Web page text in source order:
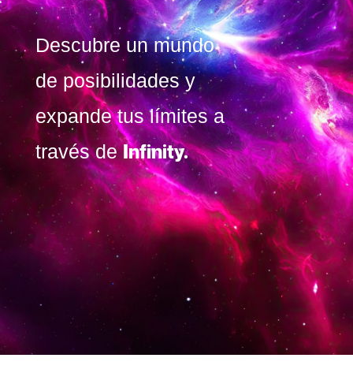
Descubre un mundo
de posibilidades y
expande tus límites a
través deInfinity.
"